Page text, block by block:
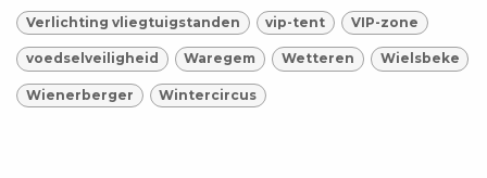
Verlichting vliegtuigstanden vip-tent VIP-zone
voedselveiligheid Waregem Wetteren Wielsbeke
Wienerberger Wintercircus